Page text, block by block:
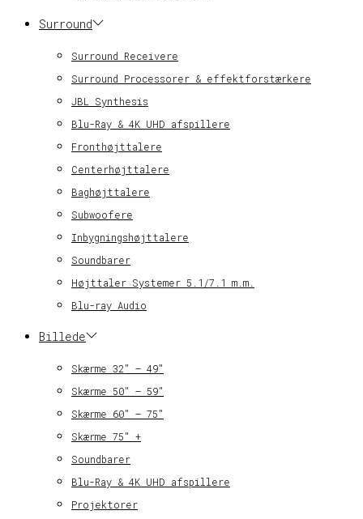
Surround
Surround Receivere
Surround Processorer & effektforstærkere
JBL Synthesis
Blu-Ray & 4K UHD afspillere
Fronthøjttalere
Centerhøjttalere
Baghøjttalere
Subwoofere
Inbygningshøjttalere
Soundbarer
Højttaler Systemer 5.1/7.1 m.m.
Blu-ray Audio
Billede
Skærme 32″ – 49″
Skærme 50″ – 59″
Skærme 60″ – 75″
Skærme 75″ +
Soundbarer
Blu-Ray & 4K UHD afspillere
Projektorer